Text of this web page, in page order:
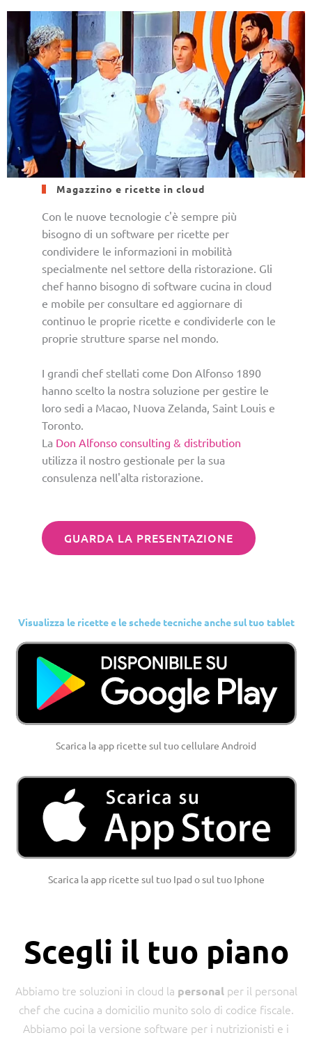
Magazzino e ricette in cloud
Con le nuove tecnologie c'è sempre più
bisogno di un software per ricette per
condividere le informazioni in mobilità
specialmente nel settore della ristorazione. Gli
chef hanno bisogno di software cucina in cloud
e mobile per consultare ed aggiornare di
continuo le proprie ricette e condividerle con le
proprie strutture sparse nel mondo.
I grandi chef stellati come Don Alfonso 1890
hanno scelto la nostra soluzione per gestire le
loro sedi a Macao, Nuova Zelanda, Saint Louis e
Toronto.
La Don Alfonso consulting & distribution
utilizza il nostro gestionale per la sua
consulenza nell'alta ristorazione.
GUARDA LA PRESENTAZIONE
Visualizza le ricette e le schede tecniche anche sul tuo tablet
Scarica la app ricette sul tuo cellulare Android
Scarica la app ricette sul tuo Ipad o sul tuo Iphone
Scegli il tuo piano
Abbiamo tre soluzioni in cloud la personalper il personal
chef che cucina a domicilio munito solo di codice fiscale.
Abbiamo poi la versione software per i nutrizionisti e i